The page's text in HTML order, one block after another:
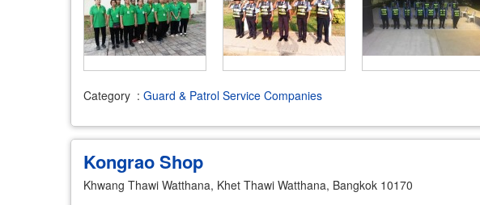
Category : Guard & Patrol Service Companies
Kongrao Shop
Khwang Thawi Watthana, Khet Thawi Watthana, Bangkok 10170